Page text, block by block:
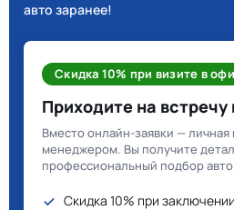
авто заранее!
Скидка 10% при визите в
Приходите на встречу
Вместо онлайн-заявки — личная
менеджером. Вы получите
профессиональный подбор
Скидка 10% при